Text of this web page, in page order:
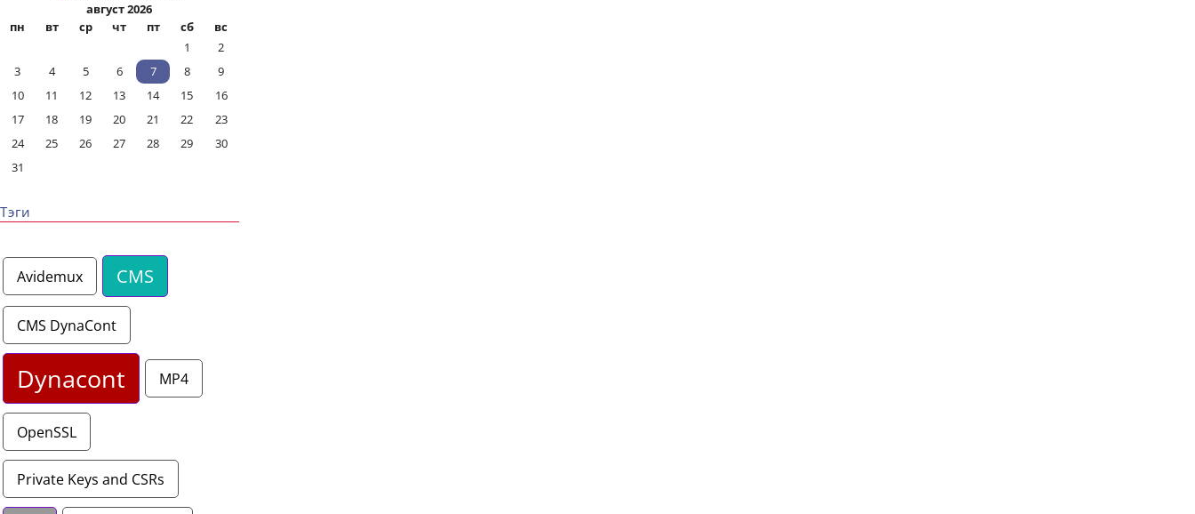
август 2026
пн
вт ср чт пт сб
вс
1
2
3
4 5 6 7 8
9
10
11 12 13 14 15
16
17
18 19 20 21 22
23
24
25 26 27 28 29
30
31
Тэги
Avidemux CMS
CMS DynaCont
Dynacont MP4
OpenSSL
Private Keys and CSRs